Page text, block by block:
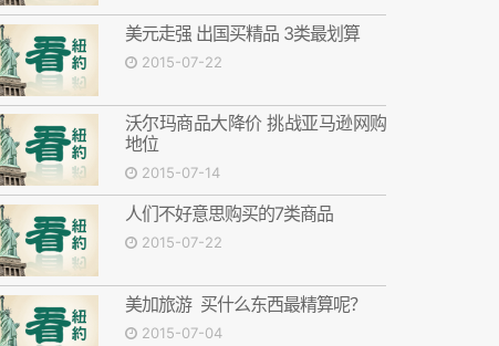
美元走强 出国买精品 3类最划算
2015-07-22
沃尔玛商品大降价 挑战亚马逊网购
地位
2015-07-14
人们不好意思购买的7类商品
2015-07-22
美加旅游 买什么东西最精算呢？
2015-07-04